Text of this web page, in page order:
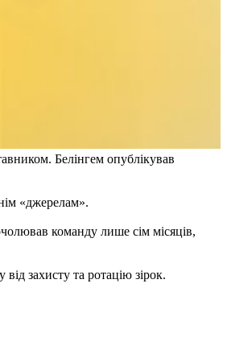
Белінгем опублікував
«джерелам».
команду лише сім місяців,
захисту та ротацію зірок.